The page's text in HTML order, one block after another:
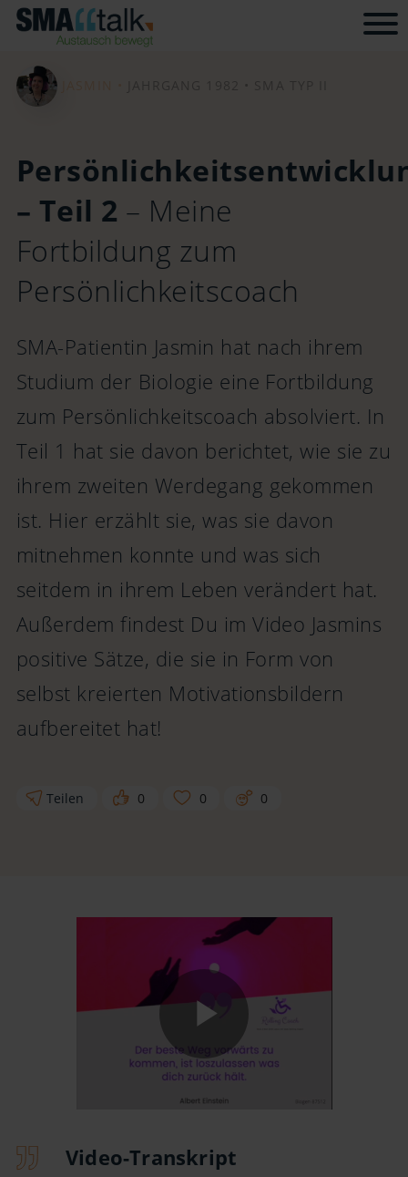
– Teil 2 – Meine
Fortbildung zum
Persönlichkeitscoach
SMA-Patientin Jasmin hat nach ihrem
Studium der Biologie eine Fortbildung
zum Persönlichkeitscoach absolviert. In
Teil 1 hat sie davon berichtet, wie sie zu
ihrem zweiten Werdegang gekommen
ist. Hier erzählt sie, was sie davon
mitnehmen konnte und was sich
seitdem in ihrem Leben verändert hat.
Außerdem findest Du im Video Jasmins
positive Sätze, die sie in Form von
selbst kreierten Motivationsbildern
aufbereitet hat!
Teilen 0 0 0
Play
Video
Video-Transkript